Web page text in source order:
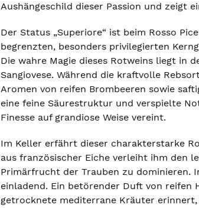
Aushängeschild dieser Passion und zeigt
Der Status „Superiore“ ist beim Rosso
begrenzten, besonders privilegierten
Die wahre Magie dieses Rotweins liegt in
Sangiovese. Während die kraftvolle
Aromen von reifen Brombeeren sowie
eine feine Säurestruktur und verspielte
Finesse auf grandiose Weise vereint.
Im Keller erfährt dieser charakterstarke
aus französischer Eiche verleiht ihm den
Primärfrucht der Trauben zu dominieren.
einladend. Ein betörender Duft von reifen
getrocknete mediterrane Kräuter